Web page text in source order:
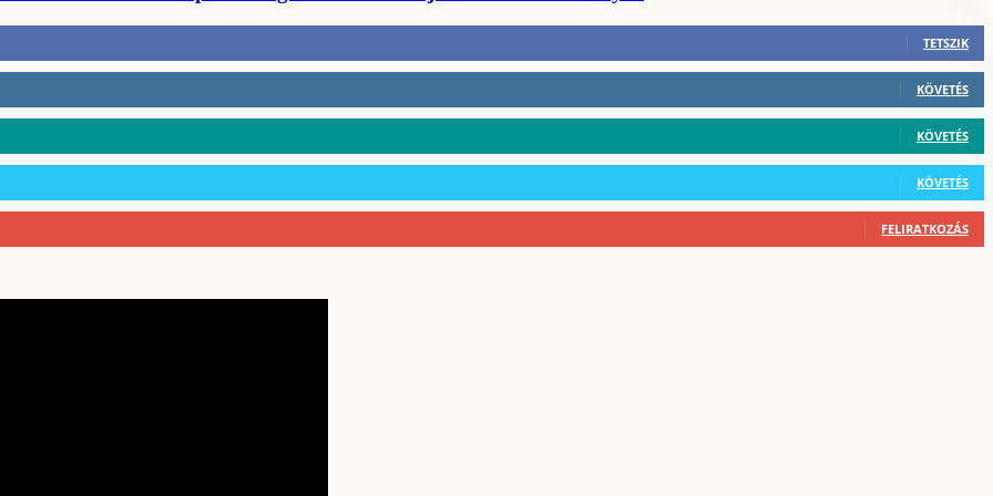
TETSZIK
KÖVETÉS
KÖVETÉS
KÖVETÉS
FELIRATKOZÁS